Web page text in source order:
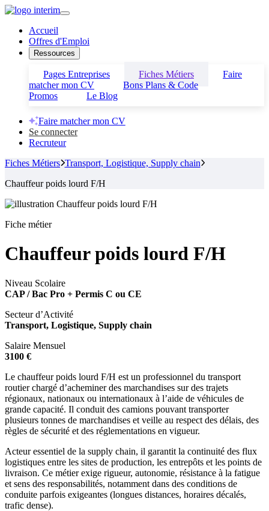
Accueil
Offres d'Emploi
Ressources
Pages Entreprises Fiches Métiers
Faire
matcher mon CV
Bons Plans & Code
Promos
Le Blog
Faire matcher mon CV
Se connecter
Recruteur
Fiches Métiers Transport, Logistique, Supply chain
Chauffeur poids lourd F/H
Fiche métier
Chauffeur poids lourd F/H
Niveau Scolaire
CAP / Bac Pro + Permis C ou CE
Secteur d’Activité
Transport, Logistique, Supply chain
Salaire Mensuel
3100 €
Le chauffeur poids lourd F/H est un professionnel du transport
routier chargé d’acheminer des marchandises sur des trajets
régionaux, nationaux ou internationaux à l’aide de véhicules de
grande capacité. Il conduit des camions pouvant transporter
plusieurs tonnes de marchandises et veille au respect des délais, des
règles de sécurité et des réglementations en vigueur.
Acteur essentiel de la supply chain, il garantit la continuité des flux
logistiques entre les sites de production, les entrepôts et les points de
livraison. Ce métier exige rigueur, autonomie, résistance à la fatigue
et sens des responsabilités, notamment dans des conditions de
conduite parfois exigeantes (longues distances, horaires décalés,
trafic dense).